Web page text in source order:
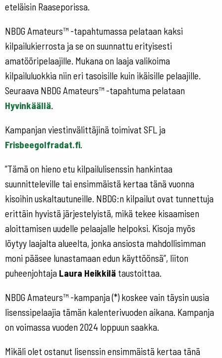
eteläisin Raaseporissa.
NBDG Amateurs™ -tapahtumassa pelataan kaksi
kilpailukierrosta ja se on suunnattu erityisesti
amatööripelaajille. Mukana on laaja valikoima
kilpailuluokkia niin eri tasoisille kuin ikäisille pelaajille.
Seuraava NBDG Amateurs™ -tapahtuma pelataan
Hyvinkäällä.
Kampanjan viestinvälittäjinä toimivat SFLja
Frisbeegolfradat.fi.
”Tämä on hieno etu kilpailulisenssin hankintaa
suunnitteleville tai ensimmäistä kertaa tänä vuonna
kisoihin uskaltautuneille. NBDG:n kilpailut ovat tunnettuja
erittäin hyvistä järjestelyistä, mikä tekee kisaamisen
aloittamisen uudelle pelaajalle helpoksi. Kisoja myös
löytyy laajalta alueelta, jonka ansiosta mahdollisimman
moni pääsee lunastamaan edun käyttöönsä”, liiton
puheenjohtaja Laura Heikkilä taustoittaa.
NBDG Amateurs™ -kampanja (*) koskee vain täysin uusia
lisenssipelaajia tämän kalenterivuoden aikana. Kampanja
on voimassa vuoden 2024 loppuun saakka.
Mikäli olet ostanut lisenssin ensimmäistä kertaa tänä